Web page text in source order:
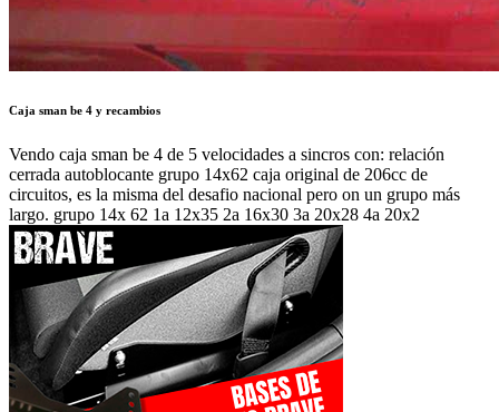
cerrada autoblocante grupo 14x62 caja original de 206cc de
circuitos, es la misma del desafio nacional pero on un grupo más
largo. grupo 14x 62 1a 12x35 2a 16x30 3a 20x28 4a 20x2